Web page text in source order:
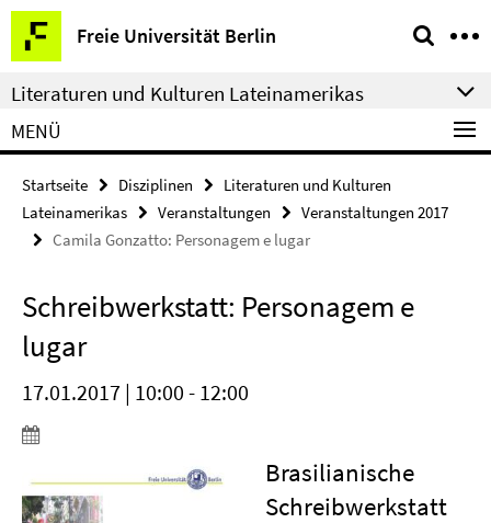
Springe
direkt
zu
Inhalt
Freie Universität Berlin
Service-
Navigation
Literaturen und Kulturen Lateinamerikas
MENÜ
Startseite Disziplinen
Literaturen und Kulturen
Lateinamerikas
Veranstaltungen
Veranstaltungen 2017
Camila Gonzatto: Personagem e lugar
Schreibwerkstatt: Personagem e
lugar
17.01.2017 | 10:00 - 12:00
Brasilianische
Schreibwerkstatt